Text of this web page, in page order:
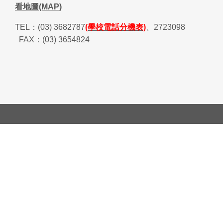
看地圖(MAP)
TEL ： (03) 3682787(學校電話分機表)
2723098
FAX ： (03) 3654824